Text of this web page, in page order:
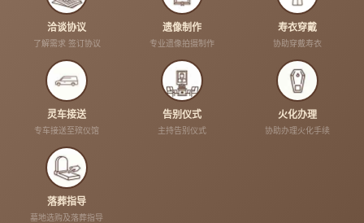
洽谈协议
了解需求 签订协议
遗像制作
专业遗像拍摄制作
寿衣穿戴
协助穿戴寿衣
灵车接送
专车接送至殡仪馆
告别仪式
主持告别仪式
火化办理
协助办理火化手续
落葬指导
墓地选购及落葬指导